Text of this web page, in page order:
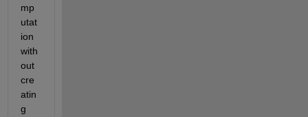
mp
utat
ion
with
out
cre
atin
g